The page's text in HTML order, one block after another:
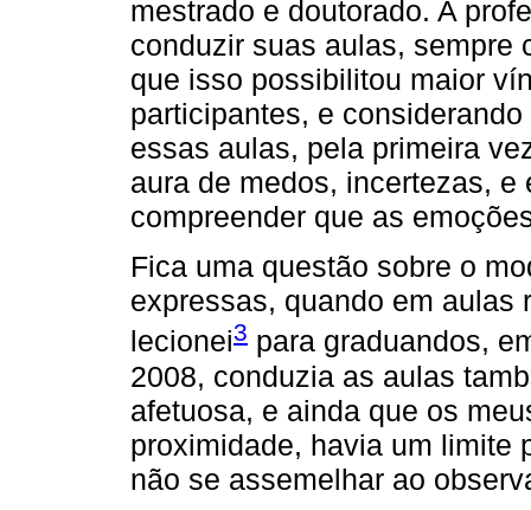
mestrado e doutorado. A
conduzir suas aulas, sempre
que isso possibilitou maior
participantes, e
essas aulas, pela primeira
aura de medos, incertezas,
compreender que as
Fica uma questão sobre o
expressas, quando em aulas
lecionei3 para graduandos,
2008, conduzia as aulas
afetuosa, e ainda que os
proximidade, havia um limite
não se assemelhar ao